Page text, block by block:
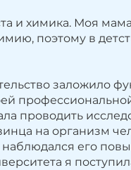
и химика. Моя
поэтому в
заложило
проводить
на организм
наблюдался его
я